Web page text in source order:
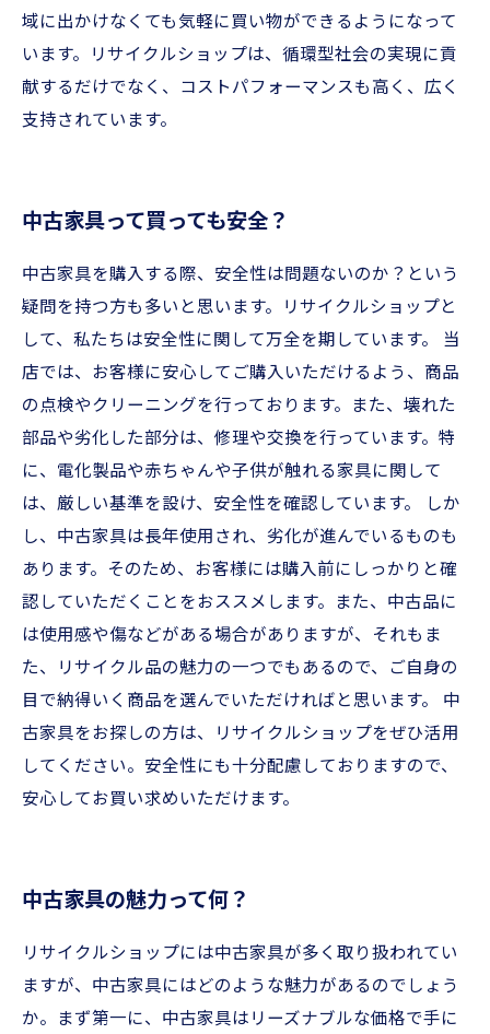
域に出かけなくても気軽に買い物ができるようになって
います。リサイクルショップは、循環型社会の実現に貢
献するだけでなく、コストパフォーマンスも高く、広く
支持されています。
中古家具って買っても安全？
中古家具を購入する際、安全性は問題ないのか？という
疑問を持つ方も多いと思います。リサイクルショップと
して、私たちは安全性に関して万全を期しています。 当
店では、お客様に安心してご購入いただけるよう、商品
の点検やクリーニングを行っております。また、壊れた
部品や劣化した部分は、修理や交換を行っています。特
に、電化製品や赤ちゃんや子供が触れる家具に関して
は、厳しい基準を設け、安全性を確認しています。 しか
し、中古家具は長年使用され、劣化が進んでいるものも
あります。そのため、お客様には購入前にしっかりと確
認していただくことをおススメします。また、中古品に
は使用感や傷などがある場合がありますが、それもま
た、リサイクル品の魅力の一つでもあるので、ご自身の
目で納得いく商品を選んでいただければと思います。 中
古家具をお探しの方は、リサイクルショップをぜひ活用
してください。安全性にも十分配慮しておりますので、
安心してお買い求めいただけます。
中古家具の魅力って何？
リサイクルショップには中古家具が多く取り扱われてい
ますが、中古家具にはどのような魅力があるのでしょう
か。まず第一に、中古家具はリーズナブルな価格で手に